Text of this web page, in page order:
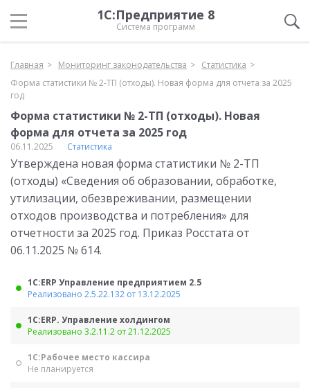
1С:Предприятие 8
Система программ
Главная Мониторинг законодательства
Статистика
Форма статистики № 2-ТП (отходы). Новая форма для отчета за 2025
год
Форма статистики № 2-ТП (отходы). Новая
форма для отчета за 2025 год
06.11.2025 Статистика
Утверждена новая форма статистики № 2-ТП
(отходы) «Сведения об образовании, обработке,
утилизации, обезвреживании, размещении
отходов производства и потребления» для
отчетности за 2025 год. Приказ Росстата от
06.11.2025 № 614.
1С:ERP Управление предприятием 2.5
Реализовано 2.5.22.132 от 13.12.2025
1С:ERP. Управление холдингом
Реализовано 3.2.11.2 от 21.12.2025
1С:Рабочее место кассира
Не планируется